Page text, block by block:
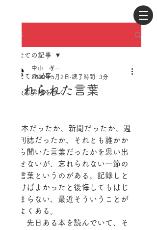
記事
全ての記事
牧志界隈を歩く
全ての記事
忘れられた言葉
中山 孝一
2020年5月2日 読了時間: 3分
刊誌だったか、それとも誰かか
ら聞いた言葉だったかを思い出
せないが、忘れられない一節の
言葉というのがある。記録しと
けばよかったと後悔してもはじ
まらない、最近そういうことが
よくある。
先日ある本を読んでいて、そ